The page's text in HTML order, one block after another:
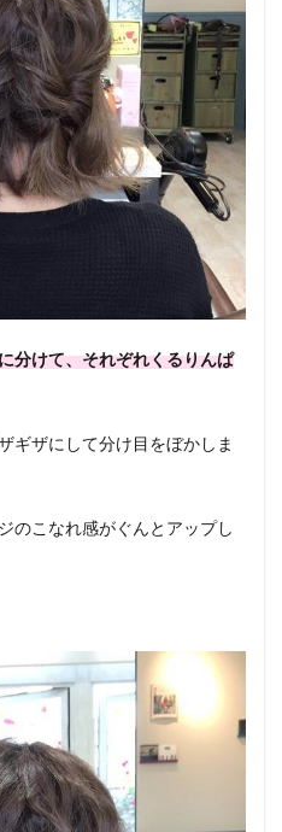
分けて、それぞれくるりんぱ
ギザにして分け目をぼかしま
のこなれ感がぐんとアップし